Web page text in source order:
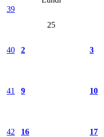
39
25
40 2 3
41 9 10
42 16 17